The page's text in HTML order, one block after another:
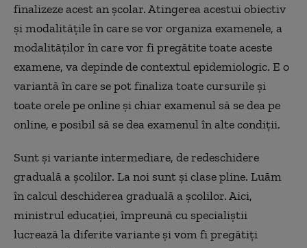
finalizeze acest an școlar. Atingerea acestui obiectiv
și modalitățile în care se vor organiza examenele, a
modalităților în care vor fi pregătite toate aceste
examene, va depinde de contextul epidemiologic. E o
variantă în care se pot finaliza toate cursurile și
toate orele pe online și chiar examenul să se dea pe
online, e posibil să se dea examenul în alte condiții.
Sunt și variante intermediare, de redeschidere
graduală a școlilor. La noi sunt și clase pline. Luăm
în calcul deschiderea graduală a școlilor. Aici,
ministrul educației, împreună cu specialiștii
lucrează la diferite variante și vom fi pregătiți